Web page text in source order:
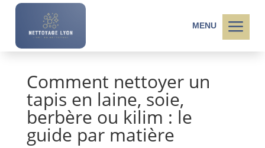
MENU a
Comment nettoyer un
tapis en laine, soie,
berbère ou kilim : le
guide par matière